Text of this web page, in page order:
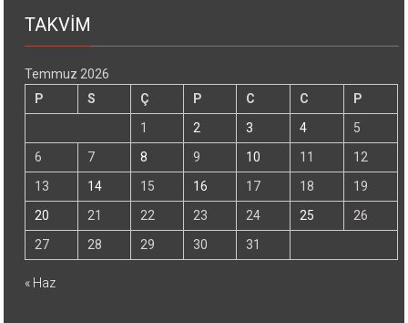
TAKVİM
Temmuz 2026
P
S Ç P C C
P
1
2 3 4
5
6
7 8 9 10 11
12
13
14 15 16 17 18
19
20
21 22 23 24 25
26
27
28 29 30 31
« Haz